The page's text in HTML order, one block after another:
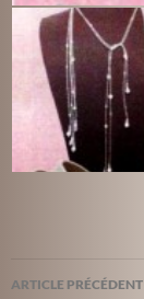
Navigation
ARTICLE PRÉCÉDENT